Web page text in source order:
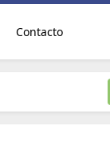
Contacto